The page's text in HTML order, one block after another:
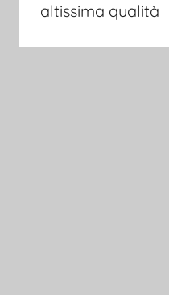
altissima qualità